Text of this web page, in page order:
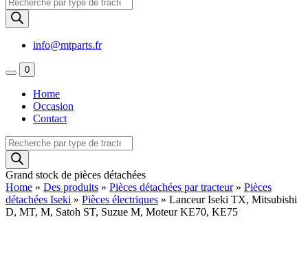
de
produits
info@mtparts.fr
0
Home
Occasion
Contact
Recherche
de
produits
Grand stock de pièces détachées
Home » Des produits » Pièces détachées par tracteur» Pièces
détachées Iseki » Pièces électriques » Lanceur Iseki TX, Mitsubishi
D, MT, M, Satoh ST, Suzue M, Moteur KE70, KE75